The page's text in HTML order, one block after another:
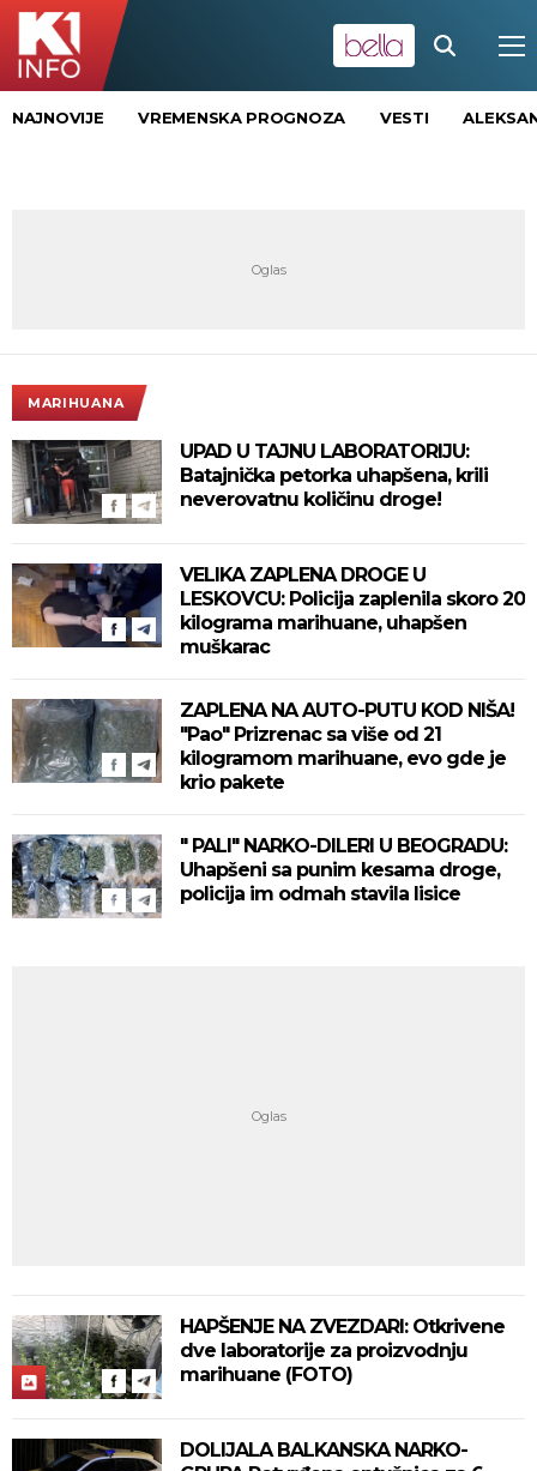
NAJNOVIJE VREMENSKA PROGNOZA VESTI
MARIHUANA
UPAD U TAJNU LABORATORIJU:
Batajnička petorka uhapšena, krili
neverovatnu količinu droge!
VELIKA ZAPLENA DROGE U
LESKOVCU: Policija zaplenila skoro 20
kilograma marihuane, uhapšen
muškarac
ZAPLENA NA AUTO-PUTU KOD NIŠA!
"Pao" Prizrenac sa više od 21
kilogramom marihuane, evo gde je
krio pakete
" PALI" NARKO-DILERI U BEOGRADU:
Uhapšeni sa punim kesama droge,
policija im odmah stavila lisice
HAPŠENJE NA ZVEZDARI: Otkrivene
dve laboratorije za proizvodnju
marihuane (FOTO)
DOLIJALA BALKANSKA NARKO-